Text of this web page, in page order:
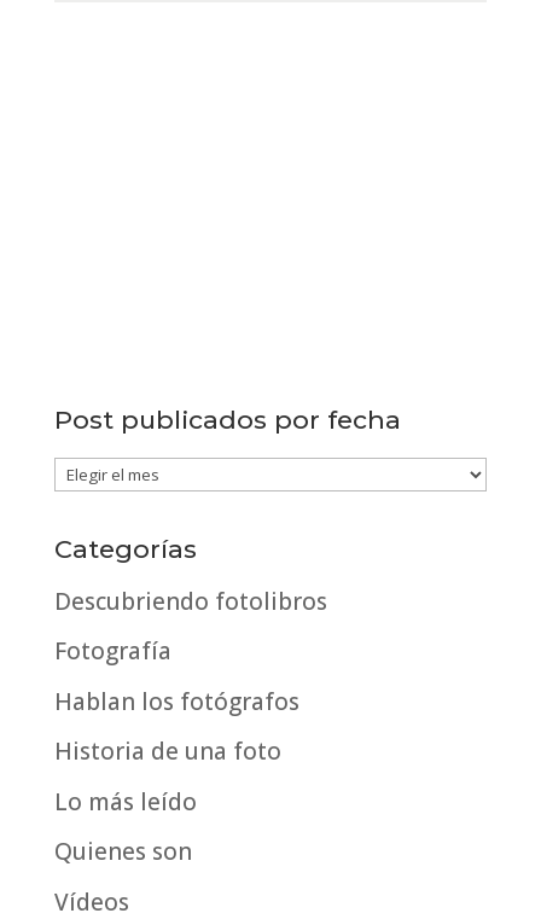
Post publicados por fecha
Post
por
fecha
Categorías
Descubriendo fotolibros
Fotografía
Hablan los fotógrafos
Historia de una foto
Lo más leído
Quienes son
Vídeos